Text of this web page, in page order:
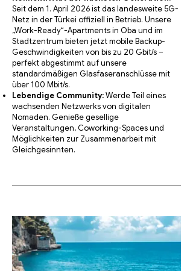
Seit dem 1. April 2026 ist das landesweite 5G-
Netz in der Türkei offiziell in Betrieb. Unsere
„Work-Ready“-Apartments in Oba und im
Stadtzentrum bieten jetzt mobile Backup-
Geschwindigkeiten von bis zu 20 Gbit/s –
perfekt abgestimmt auf unsere
standardmäßigen Glasfaseranschlüsse mit
über 100 Mbit/s.
Lebendige Community:Werde Teil eines
wachsenden Netzwerks von digitalen
Nomaden. Genieße gesellige
Veranstaltungen, Coworking-Spaces und
Möglichkeiten zur Zusammenarbeit mit
Gleichgesinnten.